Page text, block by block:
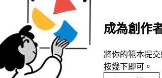
成為創作
將你的範本提
按幾下即可。